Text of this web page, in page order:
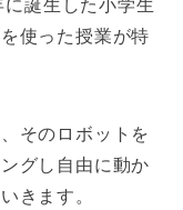
誕生した小学生
使った授業が特
そのロボットを
グし自由に動か
きます。